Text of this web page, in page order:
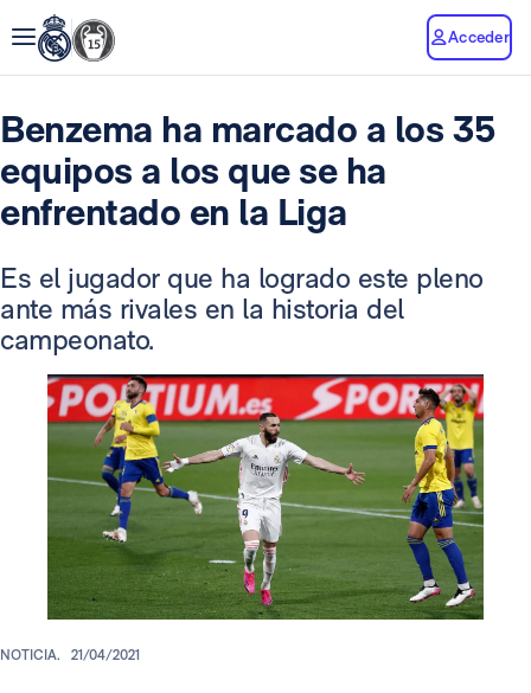
Acceder
Benzema ha marcado a los 35
equipos a los que se ha
enfrentado en la Liga
Es el jugador que ha logrado este pleno
ante más rivales en la historia del
campeonato.
NOTICIA. 21/04/2021